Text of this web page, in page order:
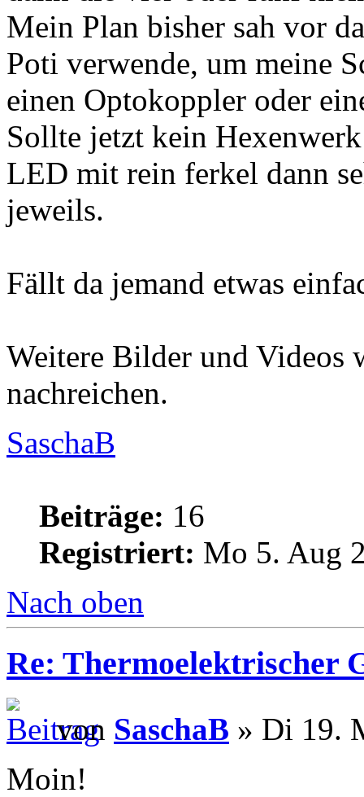
Mein Plan bisher sah vor
Poti verwende, um meine
einen Optokoppler oder
Sollte jetzt kein
LED mit rein ferkel dann
jeweils.
Fällt da jemand etwas
Weitere Bilder und Videos
nachreichen.
SaschaB
Beiträge: 16
Registriert: Mo 5. Aug
Nach oben
Re: Thermoelektrischer
von SaschaB » Di 19.
Moin!